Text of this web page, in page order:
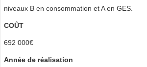
niveaux B en consommation et A en GES.
COÛT
692 000€
Année de réalisation